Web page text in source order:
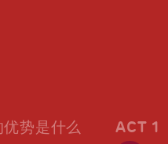
势是什么 ACT 1